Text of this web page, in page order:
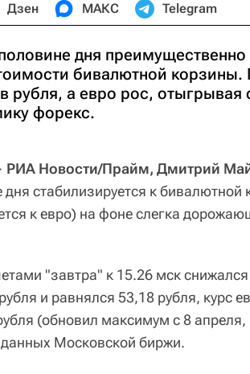
Дзен МАКС Telegram
дня
бивалютной
рубля, а евро рос,
форекс.
Новости/Прайм, Дмитрий
стабилизируется к бивалютной
к евро) на фоне слегка
"завтра" к 15.26 мск
и равнялся 53,18 рубля, курс
(обновил максимум с 8
данных Московской биржи.